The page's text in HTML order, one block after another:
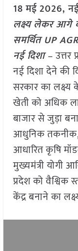
18 मई2026,
लक्ष्य लेकर आगे
समर्थित UP
नई दिशा– उत्तर
नई दिशा देने की
सरकार का लक्ष्य
खेती को अधिक
बाजार से जुड़ा
आधुनिक तकनीक,
आधारित कृषि
मुख्यमंत्री योगी
प्रदेश को वैश्विक
केंद्र बनाने का